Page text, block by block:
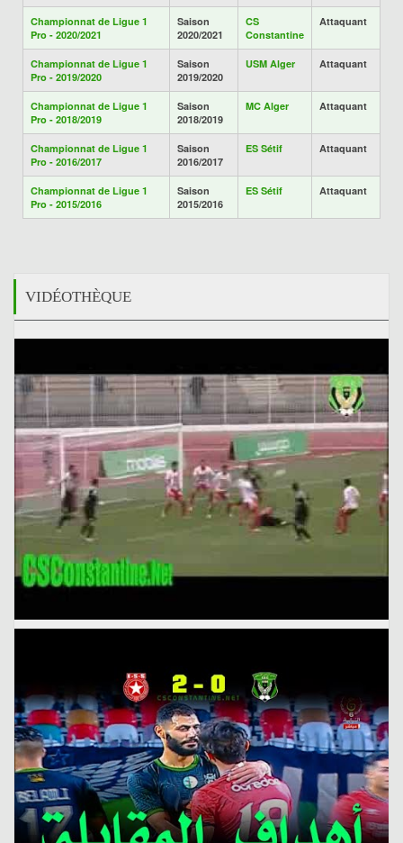
Championnat de Ligue 1
Pro - 2020/2021
Saison
2020/2021
CS
Constantine
Attaquant
Championnat de Ligue 1
Pro - 2019/2020
Saison
2019/2020
USM Alger Attaquant
Championnat de Ligue 1
Pro - 2018/2019
Saison
2018/2019
MC Alger Attaquant
Championnat de Ligue 1
Pro - 2016/2017
Saison
2016/2017
ES Sétif Attaquant
Championnat de Ligue 1
Pro - 2015/2016
Saison
2015/2016
ES Sétif Attaquant
VIDÉOTHÈQUE